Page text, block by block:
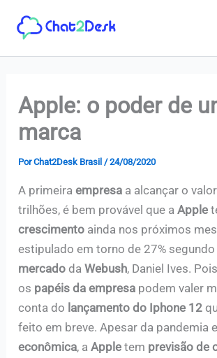
para
Apple: o poder de
marca
PorChat2Desk Brasil /24/08/2020
A primeiraempresa a alcançar o
trilhões, é bem provável que aApple
crescimento ainda nos próximos
estipulado em torno de 27% segundo
mercado daWebush, Daniel Ives.
os papéis da empresa podem valer
conta do lançamento do Iphone 12
feito em breve. Apesar da pandemia
econômica, aAppletem previsão de